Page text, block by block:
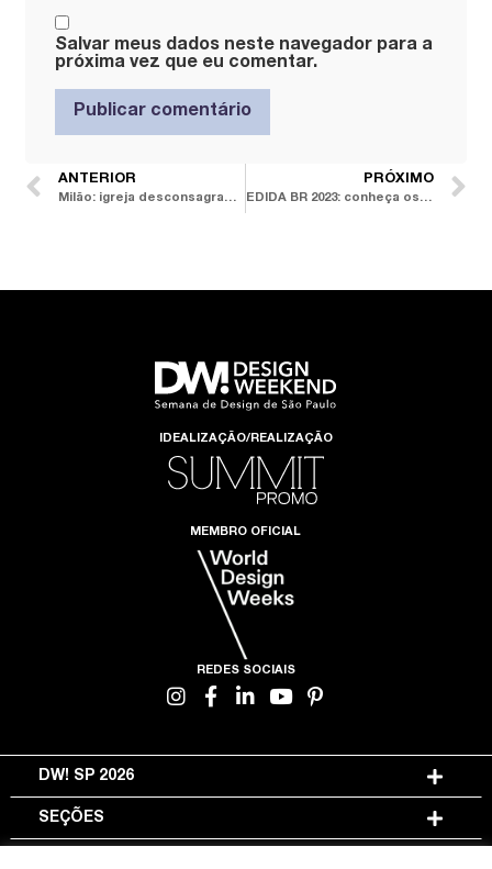
Salvar meus dados neste navegador para a
próxima vez que eu comentar.
ANTERIOR
Milão: igreja desconsagrada recebe mostra que trata de objetos no limite entre sagrado e profano
PRÓXIMO
EDIDA BR 2023: conheça os 13 vencedores da primeira edição brasileira
IDEALIZAÇÃO/REALIZAÇÃO
MEMBRO OFICIAL
REDES SOCIAIS
DW! SP 2026
SEÇÕES